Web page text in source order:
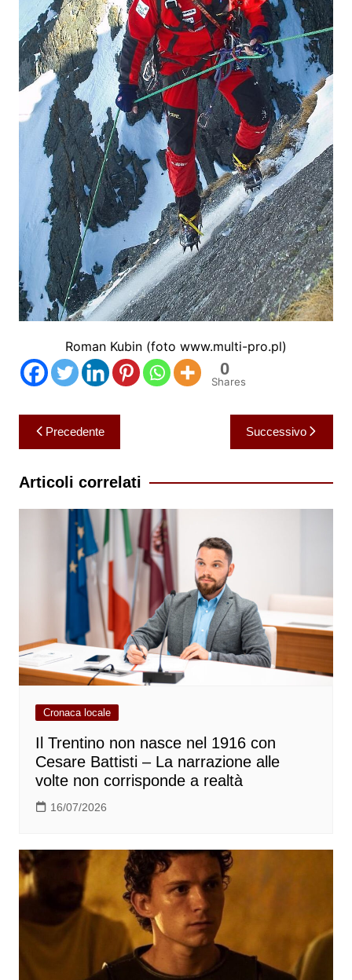
Roman Kubin (foto www.multi-pro.pl)
0
Shares
Navigazione
articoli
Precedente Successivo
Articoli correlati
Cronaca locale
Il Trentino non nasce nel 1916 con
Cesare Battisti – La narrazione alle
volte non corrisponde a realtà
16/07/2026